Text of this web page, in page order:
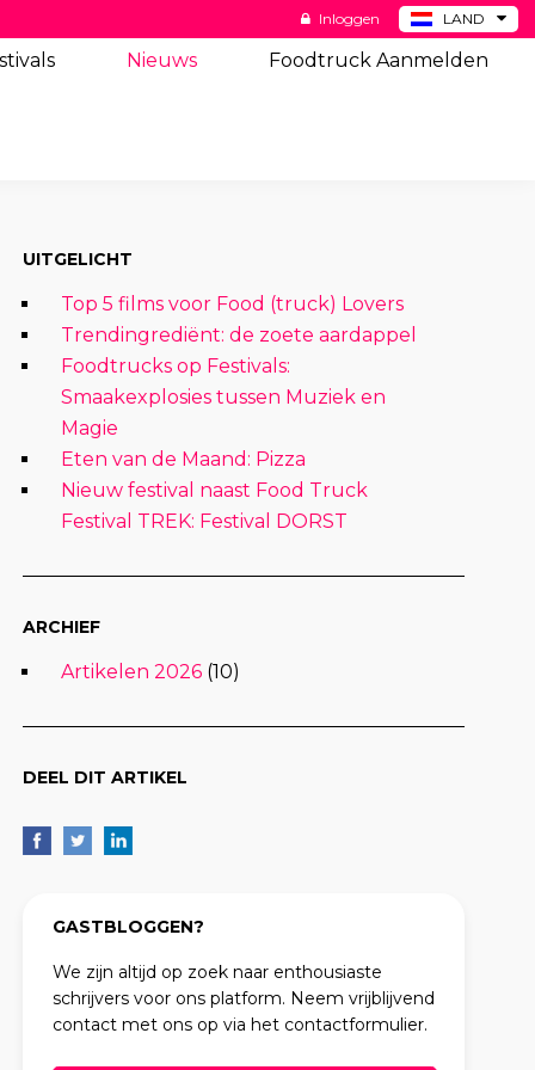
LAND
BE
Inloggen
Nieuws Foodtruck Aanmelden
UITGELICHT
Top 5 films voor Food (truck) Lovers
Trendingrediënt: de zoete aardappel
Foodtrucks op Festivals:
Smaakexplosies tussen Muziek en
Magie
Eten van de Maand: Pizza
Nieuw festival naast Food Truck
Festival TREK: Festival DORST
ARCHIEF
Artikelen 2026(10)
DEEL DIT ARTIKEL
GASTBLOGGEN?
We zijn altijd op zoek naar enthousiaste
schrijvers voor ons platform. Neem vrijblijvend
contact met ons op via het contactformulier.